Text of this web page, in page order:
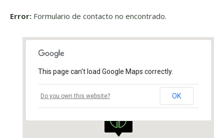
Error: Formulario de contacto no encontrado.
This page can't load Google Maps correctly.
Do you own this website? OK